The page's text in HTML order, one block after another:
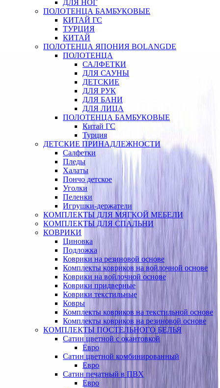
ДЛЯ НОГ
ПОЛОТЕНЦА БАМБУКОВЫЕ
КИТАЙ ГС
ТУРЦИЯ
КИТАЙ
ПОЛОТЕНЦА ЯПОНИЯ BOLANGDE
ПОЛОТЕНЦА
САЛФЕТКИ
ДЛЯ САУНЫ
ДЕТСКИЕ
ДЛЯ РУК
ДЛЯ БАНИ
ДЛЯ ЛИЦА
ПОЛОТЕНЦА БАМБУКОВЫЕ
Китай ГС
Турция
ДЕТСКИЕ ПРИНАДЛЕЖНОСТИ
Салфетки
Пледы
Халаты
Пончо детское
Уголки
Пеленки
Игрушки-держатели
КОМПЛЕКТЫ ДЛЯ МЯГКОЙ МЕБЕЛИ
КОМПЛЕКТЫ ДЛЯ СПАЛЬНИ
КОВРИКИ
Циновка
Подложка
Коврики на резиновой основе
Комплекты ковриков на войлочной основе
Коврики на войлочной основе
Коврики придверные
Коврики текстильные
Ковры
Комплекты ковриков на текстильной основе
Комплекты ковриков на резиновой основе
КОМПЛЕКТЫ ПОСТЕЛЬНОГО БЕЛЬЯ
Сатин цветной с окантовкой
Евро
Сатин цветной комбинированный
Евро
Сатин печатный в ПВХ
Евро